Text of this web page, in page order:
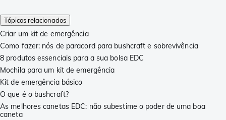
Tópicos relacionados
Criar um kit de emergência
Como fazer: nós de paracord para bushcraft e sobrevivência
8 produtos essenciais para a sua bolsa EDC
Mochila para um kit de emergência
Kit de emergência básico
O que é o bushcraft?
As melhores canetas EDC: não subestime o poder de uma boa
caneta